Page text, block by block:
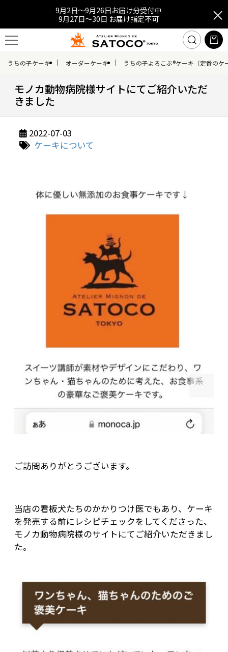
9月2日～9月26日お届け分受付中
9月27日～30日 お届け指定不可
うちの子ケーキ オーダーケーキ うちの子よろこぶ®ケーキ（定番のケ
モノカ動物病院様サイトにてご紹介いただ
きました
2022-07-03
ケーキについて
ご訪問ありがとうございます。
当店の看板犬たちのかかりつけ医でもあり、ケーキ
を発売する前にレシピチェックをしてくださった、
モノカ動物病院様のサイトにてご紹介いただきまし
た。